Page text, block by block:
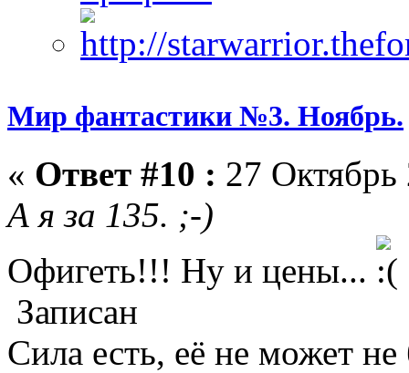
Мир фантастики №3. Ноябрь.
« Ответ #10 : 27
А я за 135. ;-)
Офигеть!!! Ну и цены...
Записан
Сила есть, её не может